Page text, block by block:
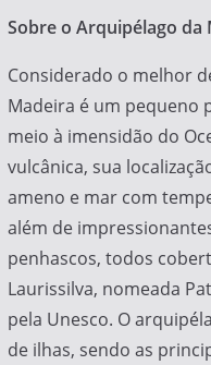
Sobre o Arquipélago da
Considerado o melhor
Madeira é um pequeno
meio à imensidão do
vulcânica, sua
ameno e mar com
além de
penhascos, todos
Laurissilva, nomeada
pela Unesco. O
de ilhas, sendo as